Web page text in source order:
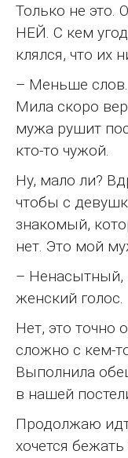
Только не это.
НЕЙ. С кем
клялся, что их
– Меньше
Мила скоро
мужа рушит
кто-то чужой.
Ну, мало ли?
чтобы с
знакомый,
нет. Это мой
– Ненасытный,
женский голос.
Нет, это точно
сложно с кем-
Выполнила
в нашей
Продолжаю
хочется